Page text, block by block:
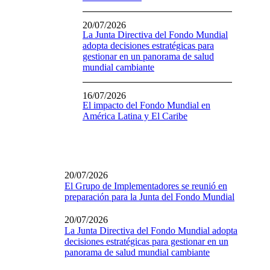
La Junta Directiva del Fondo Mundial
adopta decisiones estratégicas para
gestionar en un panorama de salud
mundial cambiante
20/07/2026
El impacto del Fondo Mundial en
América Latina y El Caribe
16/07/2026
20/07/2026
El Grupo de Implementadores se reunió en
preparación para la Junta del Fondo Mundial
20/07/2026
La Junta Directiva del Fondo Mundial adopta
decisiones estratégicas para gestionar en un
panorama de salud mundial cambiante